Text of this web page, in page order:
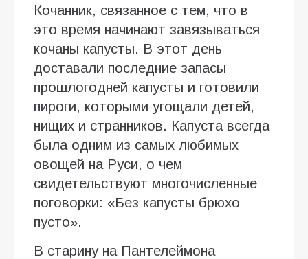
Кочанник, связанное с тем, что в
это время начинают завязываться
кочаны капусты. В этот день
доставали последние запасы
прошлогодней капусты и готовили
пироги, которыми угощали детей,
нищих и странников. Капуста всегда
была одним из самых любимых
овощей на Руси, о чем
свидетельствуют многочисленные
поговорки: «Без капусты брюхо
пусто».
В старину на Пантелеймона